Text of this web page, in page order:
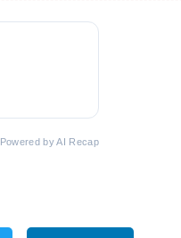
Powered by AI Recap